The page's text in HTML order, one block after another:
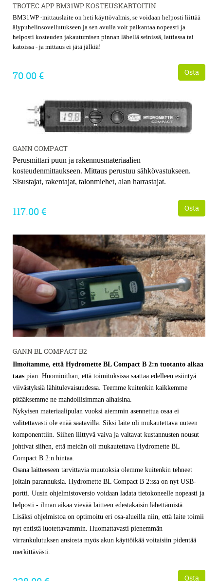
TROTEC APP BM31WP KOSTEUSKARTOITIN
BM31WP -mittauslaite on heti käyttövalmis, se voidaan helposti liittää
älypuhelinsovellutukseen ja sen avulla voit paikantaa nopeasti ja
helposti kosteuden jakautumisen pinnan lähellä seinissä, lattiassa tai
katoissa - ja mittaus ei jätä jälkiä!
70.00 € Osta
GANN COMPACT
Perusmittari puun ja rakennusmateriaalien
kosteudenmittaukseen. Mittaus perustuu sähkövastukseen.
Sisustajat, rakentajat, talonmiehet, alan harrastajat.
117.00 € Osta
GANN BL COMPACT B2
Ilmoitamme, että Hydromette BL Compact B 2:n tuotanto alkaa
taas pian. Huomioithan, että toimituksissa saattaa edelleen esiintyä
viivästyksiä lähitulevaisuudessa. Teemme kuitenkin kaikkemme
pitääksemme ne mahdollisimman alhaisina.
Nykyisen materiaalipulan vuoksi aiemmin asennettua osaa ei
valitettavasti ole enää saatavilla. Siksi laite oli mukautettava uuteen
komponenttiin. Siihen liittyvä vaiva ja valtavat kustannusten nousut
johtivat siihen, että meidän oli mukautettava Hydromette BL
Compact B 2:n hintaa.
Osana laitteeseen tarvittavia muutoksia olemme kuitenkin tehneet
joitain parannuksia. Hydromette BL Compact B 2:ssa on nyt USB-
portti. Uusin ohjelmistoversio voidaan ladata tietokoneelle nopeasti ja
helposti - ilman aikaa vievää laitteen edestakaisin lähettämistä.
Lisäksi ohjelmistoa on optimoitu eri osa-alueilla niin, että laite toimii
nyt entistä luotettavammin. Huomattavasti pienemmän
virrankulutuksen ansiosta myös akun käyttöikää voitaisiin pidentää
merkittävästi.
Osta